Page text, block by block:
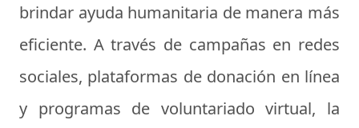
brindar ayuda humanitaria de manera más
eficiente. A través de campañas en redes
sociales, plataformas de donación en línea
y programas de voluntariado virtual, la